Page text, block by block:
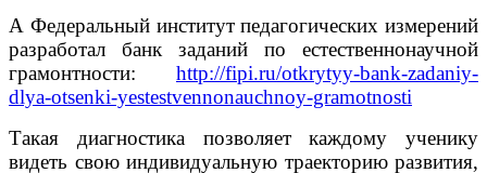
А Федеральный институт педагогических измерений
разработал банк заданий по естественнонаучной
грамонтности: http://fipi.ru/otkrytyy-bank-zadaniy-
dlya-otsenki-yestestvennonauchnoy-gramotnosti
Такая диагностика позволяет каждому ученику
видеть свою индивидуальную траекторию развития,